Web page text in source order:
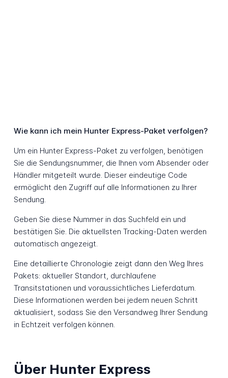
Wie kann ich mein Hunter Express-Paket verfolgen?
Um ein Hunter Express-Paket zu verfolgen, benötigen
Sie die Sendungsnummer, die Ihnen vom Absender oder
Händler mitgeteilt wurde. Dieser eindeutige Code
ermöglicht den Zugriff auf alle Informationen zu Ihrer
Sendung.
Geben Sie diese Nummer in das Suchfeld ein und
bestätigen Sie. Die aktuellsten Tracking-Daten werden
automatisch angezeigt.
Eine detaillierte Chronologie zeigt dann den Weg Ihres
Pakets: aktueller Standort, durchlaufene
Transitstationen und voraussichtliches Lieferdatum.
Diese Informationen werden bei jedem neuen Schritt
aktualisiert, sodass Sie den Versandweg Ihrer Sendung
in Echtzeit verfolgen können.
Über Hunter Express